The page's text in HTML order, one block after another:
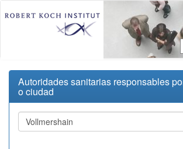
Autoridades sanitarias responsables
o ciudad